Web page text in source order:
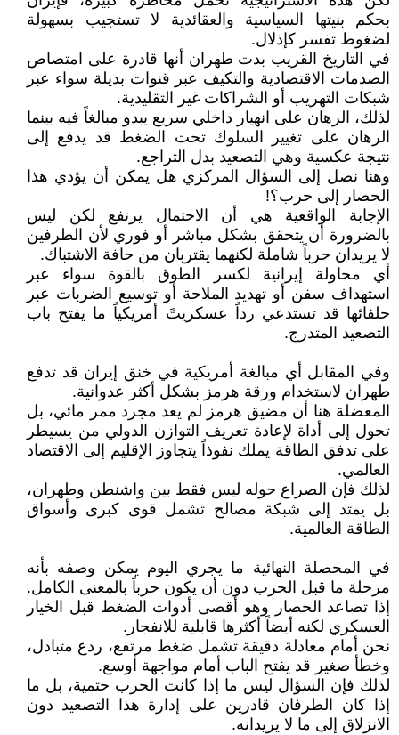
بحكم بنيتها السياسية والعقائدية لا تستجيب بسهولة
لضغوط تفسر كإذلال.
في التاريخ القريب بدت طهران أنها قادرة على امتصاص
الصدمات الاقتصادية والتكيف عبر قنوات بديلة سواء عبر
شبكات التهريب أو الشراكات غير التقليدية.
لذلك، الرهان على انهيار داخلي سريع يبدو مبالغاً فيه بينما
الرهان على تغيير السلوك تحت الضغط قد يدفع إلى
نتيجة عكسية وهي التصعيد بدل التراجع.
وهنا نصل إلى السؤال المركزي هل يمكن أن يؤدي هذا
الحصار إلى حرب؟!
الإجابة الواقعية هي أن الاحتمال يرتفع لكن ليس
بالضرورة أن يتحقق بشكل مباشر أو فوري لأن الطرفين
لا يريدان حرباً شاملة لكنهما يقتربان من حافة الاشتباك.
أي محاولة إيرانية لكسر الطوق بالقوة سواء عبر
استهداف سفن أو تهديد الملاحة أو توسيع الضربات عبر
حلفائها قد تستدعي رداً عسكريتً أمريكياً ما يفتح باب
التصعيد المتدرج.
وفي المقابل أي مبالغة أمريكية في خنق إيران قد تدفع
طهران لاستخدام ورقة هرمز بشكل أكثر عدوانية.
المعضلة هنا أن مضيق هرمز لم يعد مجرد ممر مائي، بل
تحول إلى أداة لإعادة تعريف التوازن الدولي من يسيطر
على تدفق الطاقة يملك نفوذاً يتجاوز الإقليم إلى الاقتصاد
العالمي.
لذلك فإن الصراع حوله ليس فقط بين واشنطن وطهران،
بل يمتد إلى شبكة مصالح تشمل قوى كبرى وأسواق
الطاقة العالمية.
في المحصلة النهائية ما يجري اليوم يمكن وصفه بأنه
مرحلة ما قبل الحرب دون أن يكون حرباً بالمعنى الكامل.
إذا تصاعد الحصار وهو أقصى أدوات الضغط قبل الخيار
العسكري لكنه أيضاً أكثرها قابلية للانفجار.
نحن أمام معادلة دقيقة تشمل ضغط مرتفع، ردع متبادل،
وخطأ صغير قد يفتح الباب أمام مواجهة أوسع.
لذلك فإن السؤال ليس ما إذا كانت الحرب حتمية، بل ما
إذا كان الطرفان قادرين على إدارة هذا التصعيد دون
الانزلاق إلى ما لا يريدانه.